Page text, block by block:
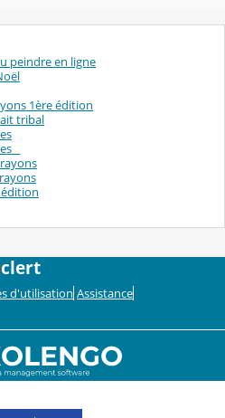
peindre en ligne
1ère édition
tribal
d'utilisation Assistance